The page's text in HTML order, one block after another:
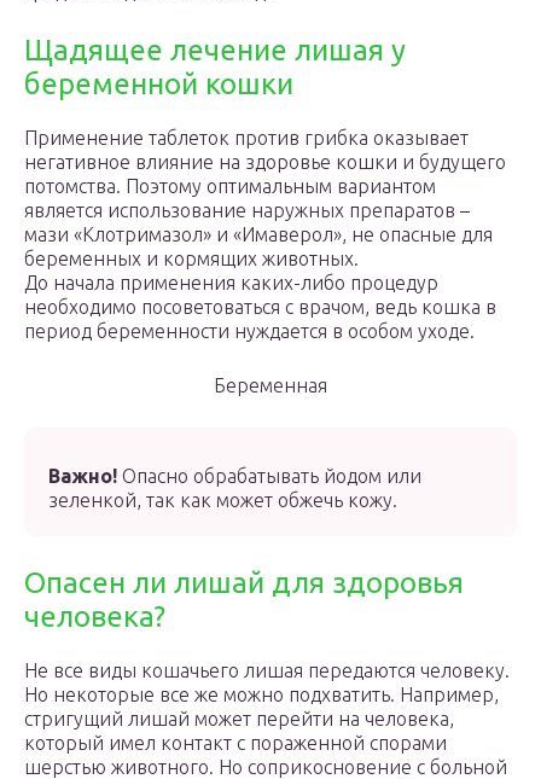
Щадящее лечение лишая у
беременной кошки
Применение таблеток против грибка оказывает
негативное влияние на здоровье кошки и будущего
потомства. Поэтому оптимальным вариантом
является использование наружных препаратов –
мази «Клотримазол» и «Имаверол», не опасные для
беременных и кормящих животных.
До начала применения каких-либо процедур
необходимо посоветоваться с врачом, ведь кошка в
период беременности нуждается в особом уходе.
Беременная
Важно! Опасно обрабатывать йодом или
зеленкой, так как может обжечь кожу.
Опасен ли лишай для здоровья
человека?
Не все виды кошачьего лишая передаются человеку.
Но некоторые все же можно подхватить. Например,
стригущий лишай может перейти на человека,
который имел контакт с пораженной спорами
шерстью животного. Но соприкосновение с больной